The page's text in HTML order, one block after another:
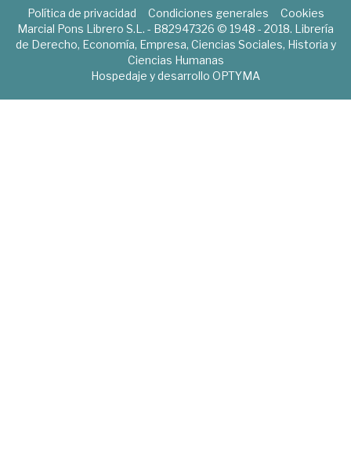
Política de privacidad Condiciones generales
Cookies
Marcial Pons Librero S.L. - B82947326 © 1948 - 2018. Librería
de Derecho, Economía, Empresa, Ciencias Sociales, Historia y
Ciencias Humanas
Hospedaje y desarrollo OPTYMA